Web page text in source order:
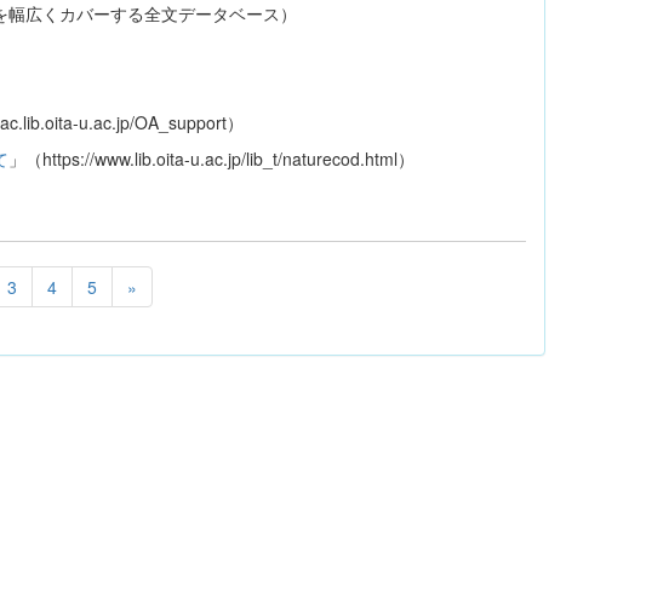
くカバーする全文データベース）
u.ac.jp/OA_support）
」（https://www.lib.oita-u.ac.jp/lib_t/naturecod.html）
3 4 5 »